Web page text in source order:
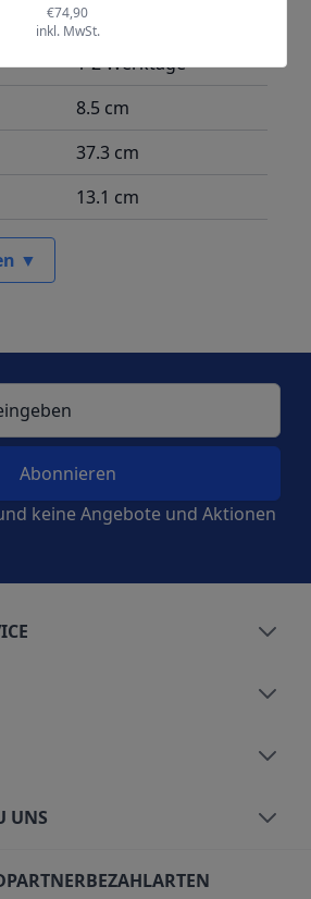
KitchenAid
1-2 Werktage
8.5 cm
37.3 cm
13.1 cm
▼
keine Angebote und Aktionen
UNS
BEZAHLARTEN